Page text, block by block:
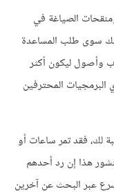
الصياغة في
سوى طلب المساعدة
وأصول ليكون أكثر
البرمجيات المحترفين
لك، فقد تمر ساعات أو
هذا إن رد أحدهم
عبر البحث عن آخرين